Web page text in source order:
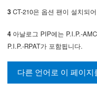
언
3 CT-210은 옵션 팬이 설치되
4 아날로그 PIP에는 P.I.P.-
P.I.P.-RPAT가 포함됩니다.
다른 언어로 이 페이